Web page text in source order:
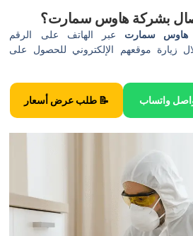
بشركة هاوس سمارت؟
هاوس سمارت عبر الهاتف على الرقم
زيارة موقعهم الإلكتروني للحصول على
واتساب
📝 طلب عرض أسعار